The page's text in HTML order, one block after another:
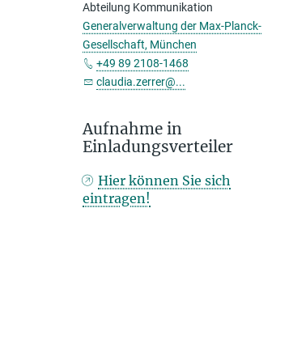
Abteilung Kommunikation
Generalverwaltung der Max-Planck-
Gesellschaft, München
+49 89 2108-1468
claudia.zerrer@...
Aufnahme in
Einladungsverteiler
Hier können Sie sich
eintragen!